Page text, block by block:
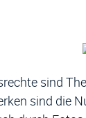
sind
sind die